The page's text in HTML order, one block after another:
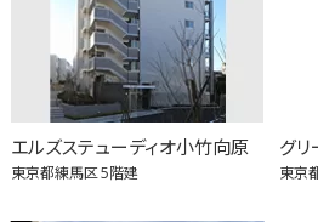
エルズステューディオ小竹向原
東京都練馬区5階建
グリ
東京